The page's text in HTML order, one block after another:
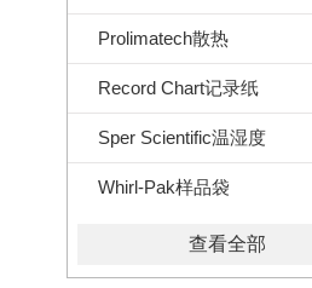
Prolimatech散热
Record Chart记录纸
Sper Scientific温湿度
Whirl-Pak样品袋
查看全部